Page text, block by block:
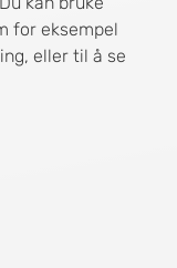
for eksempel
eller til å se